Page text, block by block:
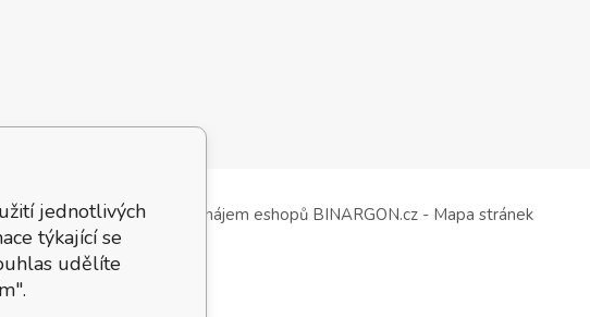
Tvorba a pronájem eshopů BINARGON.cz - Mapa stránek
jednotlivých
týkající se
udělíte